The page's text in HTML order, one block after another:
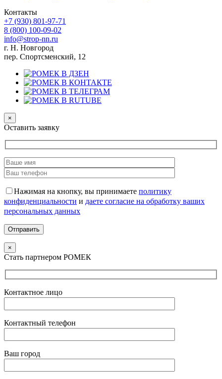
Контакты
+7 (930) 801-97-71
8 (800) 100-09-02
info@strop-nn.ru
г. Н. Новгород
пер. Спортсменский, 12
×
Оставить заявку
Нажимая на кнопку, вы принимаете политику
конфиденциальности и даете согласие на обработку ваших
персональных данных
×
Стать партнером РОМЕК
Контактное лицо
Контактный телефон
Ваш город